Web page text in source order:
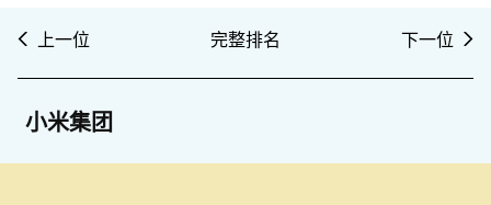
上一位 完整排名 下一位
小米集团